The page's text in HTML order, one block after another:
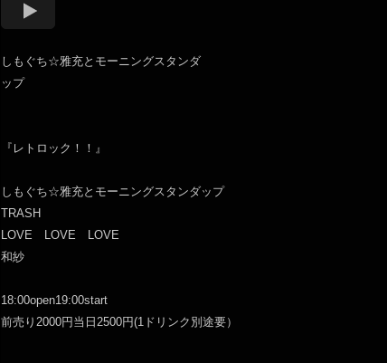
しもぐち☆雅充とモーニングスタンダ
ップ
『レトロック！！』
しもぐち☆雅充とモーニングスタンダップ
TRASH
LOVE LOVE LOVE
和紗
18:00open19:00start
前売り2000円当日2500円(1ドリンク別途要）